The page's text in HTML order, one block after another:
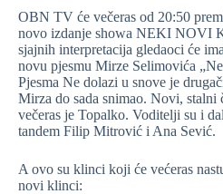
OBN TV će večeras od 20:50
novo izdanje showa NEKI NOVI
sjajnih interpretacija gledaoci će
novu pjesmu Mirze Selimovića
Pjesma Ne dolazi u snove je
Mirza do sada snimao. Novi, stalni
večeras je Topalko. Voditelji su i
tandem Filip Mitrović i Ana Sević.
A ovo su klinci koji će većeras
novi klinci: